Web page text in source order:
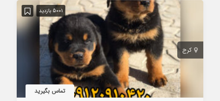
5001 بازدید
کرج
تماس بگیرید